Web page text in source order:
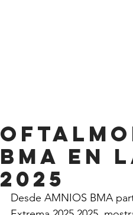
BMA EN
2025
Desde AMNIOS BMA